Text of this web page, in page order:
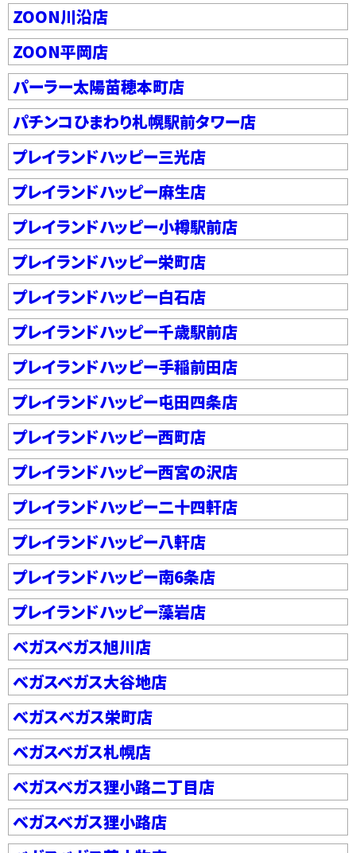
ZOON川沿店
ZOON平岡店
パーラー太陽苗穂本町店
パチンコひまわり札幌駅前タワー店
プレイランドハッピー三光店
プレイランドハッピー麻生店
プレイランドハッピー小樽駅前店
プレイランドハッピー栄町店
プレイランドハッピー白石店
プレイランドハッピー千歳駅前店
プレイランドハッピー手稲前田店
プレイランドハッピー屯田四条店
プレイランドハッピー西町店
プレイランドハッピー西宮の沢店
プレイランドハッピー二十四軒店
プレイランドハッピー八軒店
プレイランドハッピー南6条店
プレイランドハッピー藻岩店
ベガスベガス旭川店
ベガスベガス大谷地店
べガスべガス栄町店
ベガスベガス札幌店
ベガスベガス狸小路二丁目店
ベガスベガス狸小路店